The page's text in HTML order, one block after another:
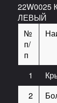
ЛЕВЫЙ
№
п/
п
1
2